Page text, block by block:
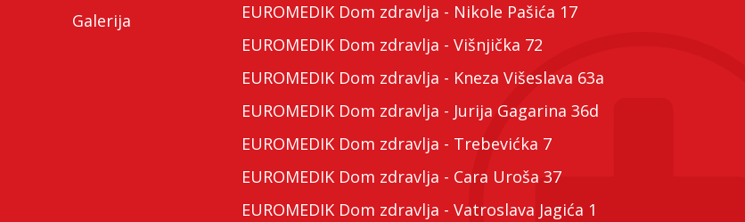
Galerija
EUROMEDIK Dom zdravlja - Nikole Pašića 17
EUROMEDIK Dom zdravlja - Višnjička 72
EUROMEDIK Dom zdravlja - Kneza Višeslava 63a
EUROMEDIK Dom zdravlja - Jurija Gagarina 36d
EUROMEDIK Dom zdravlja - Trebevićka 7
EUROMEDIK Dom zdravlja - Cara Uroša 37
EUROMEDIK Dom zdravlja - Vatroslava Jagića 1